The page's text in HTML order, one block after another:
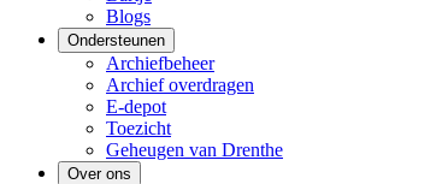
Blogs
Ondersteunen
Archiefbeheer
Archief overdragen
E-depot
Toezicht
Geheugen van Drenthe
Over ons